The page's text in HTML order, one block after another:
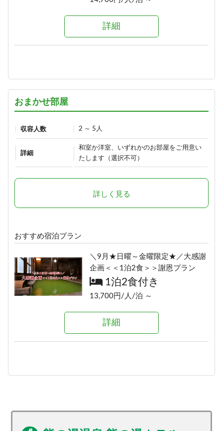
18,900円/人/泊 ～
≪1泊朝食付きプラン≫自由気まま
にレイトチェックインOK♪
朝食のみ
13,500円/人/泊 ～
詳細
素泊まり
12,000円/人/泊 ～
詳細
おまかせ部屋
収容人数 2 ～ 5人
詳細
和室か洋室、いずれかのお部屋をご用意い
たします（選択不可）
詳しく見る
おすすめ宿泊プラン
＼9月★日曜～金曜限定★／大感謝
企画＜＜1泊2食＞＞謝恩プラン
1泊2食付き
13,700円/人/泊 ～
詳細